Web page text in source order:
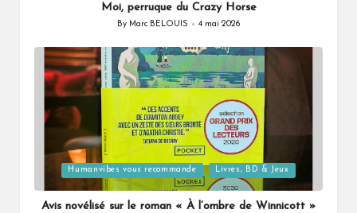
Moi, perruque du Crazy Horse
Posted
By Marc BELOUIS 4 mai 2026
Posted
in
Humanvibes vous recommande Livres, BD & Jeux
Avis novélisé sur le roman « À l’ombre de Winnicott »